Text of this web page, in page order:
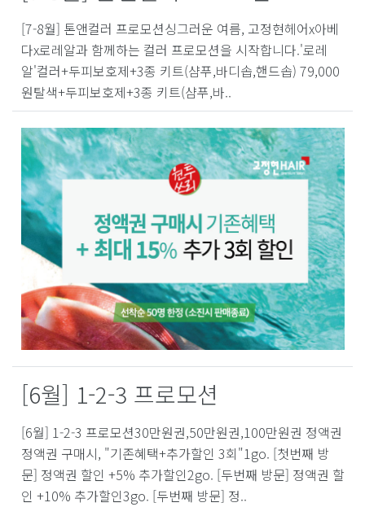
[7-8월] 톤앤컬러 프로모션싱그러운 여름, 고정현헤어x아베
다x로레알과 함께하는 컬러 프로모션을 시작합니다.'로레
알'컬러+두피보호제+3종 키트(샴푸,바디솝,핸드솝) 79,000
원탈색+두피보호제+3종 키트(샴푸,바..
[6월] 1-2-3 프로모션
[6월] 1-2-3 프로모션30만원권,50만원권,100만원권 정액권
정액권 구매시, "기존혜택+추가할인 3회"1go. [첫번째 방
문] 정액권 할인 +5% 추가할인2go. [두번째 방문] 정액권 할
인 +10% 추가할인3go. [두번째 방문] 정..